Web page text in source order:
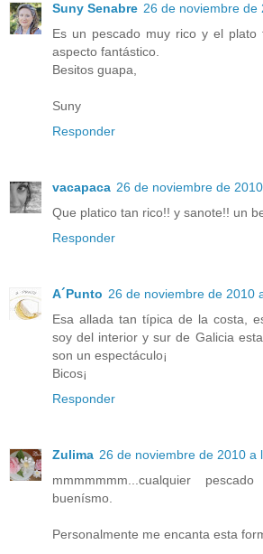
Suny Senabre 26 de noviembre de
Es un pescado muy rico y el plato
aspecto fantástico.
Besitos guapa,
Suny
Responder
vacapaca 26 de noviembre de
Que platico tan rico!! y sanote!! un
Responder
A´Punto 26 de noviembre de 2010
Esa allada tan típica de la costa,
soy del interior y sur de Galicia
son un espectáculo¡
Bicos¡
Responder
Zulima 26 de noviembre de 2010 a
mmmmmmm...cualquier
buenísmo.
Personalmente me encanta esta